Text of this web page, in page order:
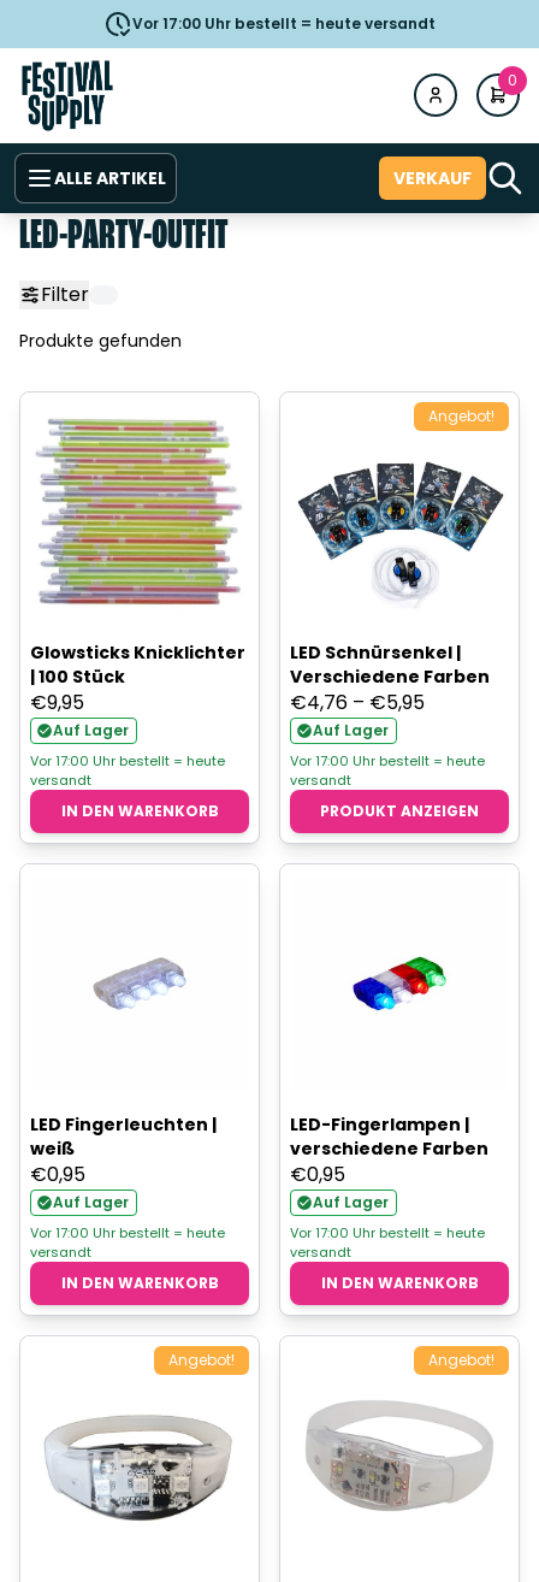
Vor 17:00 Uhr bestellt = heute versandt
0
ALLE ARTIKEL VERKAUF
LED-PARTY-OUTFIT
Filter
Produkte gefunden
Glowsticks Knicklichter
| 100 Stück
€9,95
Auf Lager
Vor 17:00 Uhr bestellt = heute
versandt
IN DEN WARENKORB
Angebot!
LED Schnürsenkel |
Verschiedene Farben
€4,76 – €5,95
bis
€5,95
Auf Lager
Vor 17:00 Uhr bestellt = heute
versandt
PRODUKT ANZEIGEN
LED Fingerleuchten |
weiß
€0,95
Auf Lager
Vor 17:00 Uhr bestellt = heute
versandt
IN DEN WARENKORB
LED-Fingerlampen |
verschiedene Farben
€0,95
Auf Lager
Vor 17:00 Uhr bestellt = heute
versandt
IN DEN WARENKORB
Angebot! Angebot!